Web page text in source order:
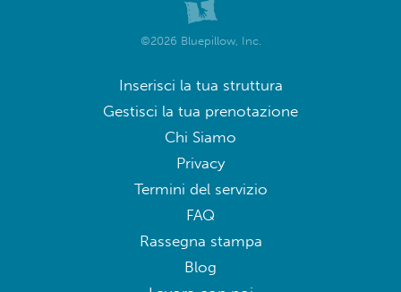
©2026 Bluepillow, Inc.
Inserisci la tua struttura
Gestisci la tua prenotazione
Chi Siamo
Privacy
Termini del servizio
FAQ
Rassegna stampa
Blog